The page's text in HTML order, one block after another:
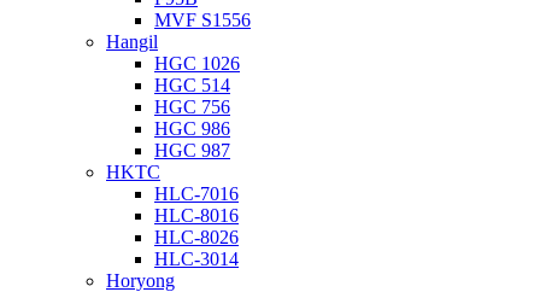
MVF S1556
Hangil
HGC 1026
HGC 514
HGC 756
HGC 986
HGC 987
HKTC
HLC-7016
HLC-8016
HLC-8026
HLC-3014
Horyong